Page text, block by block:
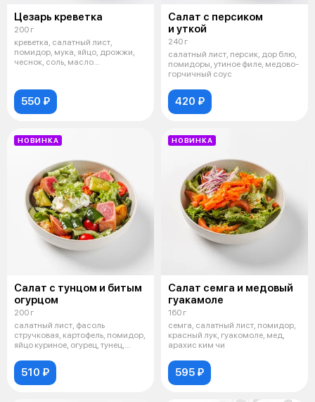
Цезарь креветка
200 г
креветка, салатный лист,
помидор, мука, яйцо, дрожжи,
чеснок, соль, масло
550 ₽
Салат с персиком
и уткой
240 г
салатный лист, персик, дор блю,
помидоры, утиное филе, медово-
горчичный соус
420 ₽
НОВИНКА
Салат с тунцом и битым
огурцом
200 г
салатный лист, фасоль
стручковая, картофель, помидор,
яйцо куриное, огурец, тунец,
510 ₽
НОВИНКА
Салат семга и медовый
гуакамоле
160 г
семга, салатный лист, помидор,
красный лук, гуакомоле, мед,
арахис ким чи
595 ₽